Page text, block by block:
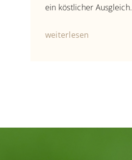
ein köstlicher Ausgleich.
weiterlesen